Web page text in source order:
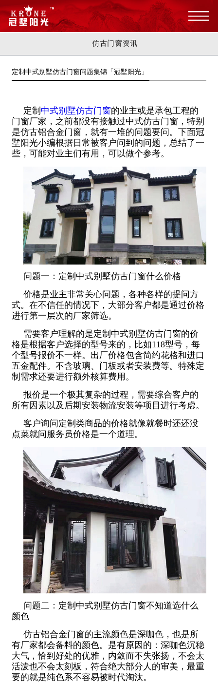
仿古门窗资讯
定制中式别墅仿古门窗问题集锦「冠墅阳光」
定制 中式别墅仿古门窗的业主或是承包工程的
门窗厂家，之前都没有接触过中式仿古门窗，特别
是仿古铝合金门窗，就有一堆的问题要问。下面冠
墅阳光小编根据日常被客户问到的问题，总结了一
些，可能对业主们有用，可以做个参考。
问题一：定制中式别墅仿古门窗什么价格
价格是业主非常关心问题，各种各样的提问方
式。在不信任的情况下，大部分客户都是通过价格
进行第一层次的厂家筛选。
需要客户理解的是定制中式别墅仿古门窗的价
格是根据客户选择的型号来的，比如118型号，每
个型号报价不一样。出厂价格包含简约花格和进口
五金配件。不含玻璃、门板或者安装费等。特殊定
制需求还要进行额外核算费用。
报价是一个极其复杂的过程，需要综合客户的
所有因素以及后期安装物流安装等项目进行考虑。
客户询问定制类商品的价格就像就餐时还还没
点菜就问服务员价格是一个道理。
问题二：定制中式别墅仿古门窗不知道选什么
颜色
仿古铝合金门窗的主流颜色是深咖色，也是所
有厂家都会备料的颜色。是有原因的：深咖色沉稳
大气，恰到好处的优雅，内敛而不失张扬，不会太
活泼也不会太刻板，符合绝大部分人的审美，最重
要的就是纯色系不容易被时代淘汰。